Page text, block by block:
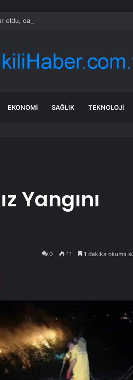
oldu, daha düşecek mi? SON DAKİKA!
EKONOMI SAĞLIK TEKNOLOJI
Yangını
0 11 1 dakika okuma
Pocket